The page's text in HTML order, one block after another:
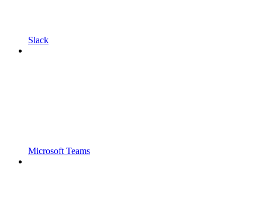
Slack
Microsoft Teams